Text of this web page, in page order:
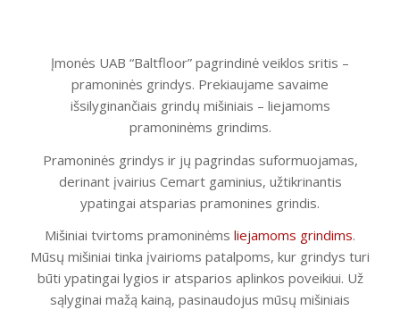
Įmonės UAB “Baltfloor” pagrindinė veiklos sritis –
pramoninės grindys. Prekiaujame savaime
išsilyginančiais grindų mišiniais – liejamoms
pramoninėms grindims.
Pramoninės grindys ir jų pagrindas suformuojamas,
derinant įvairius Cemart gaminius, užtikrinantis
ypatingai atsparias pramonines grindis.
Mišiniai tvirtoms pramoninėms liejamoms grindims.
Mūsų mišiniai tinka įvairioms patalpoms, kur grindys turi
būti ypatingai lygios ir atsparios aplinkos poveikiui. Už
sąlyginai mažą kainą, pasinaudojus mūsų mišiniais